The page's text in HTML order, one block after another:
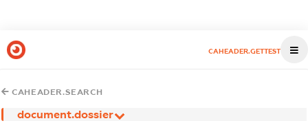
CAHEADER.GETTEST
CAHEADER.SEARCH
document.dossier